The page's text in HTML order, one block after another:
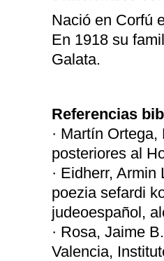
Nació en Corfú
En 1918 su
Galata.
Referencias
· Martín
posteriores al
· Eidherr,
poezia sefardi
judeoespañol,
· Rosa, Jaime
Valencia,